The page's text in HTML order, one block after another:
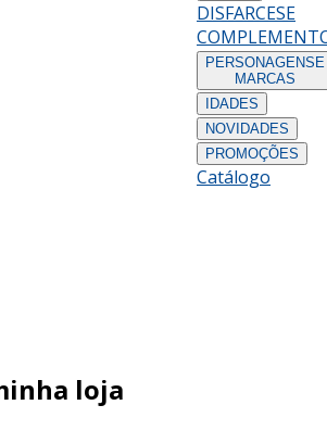
DISFARCESE
PERSONAGENS E
MARCAS
IDADES
NOVIDADES
PROMOÇÕES
Catálogo
loja